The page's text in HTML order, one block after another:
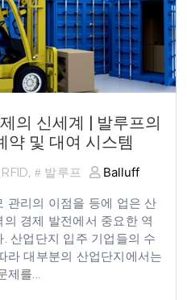
의 신세계 | 발루프의
약 및 대여 시스템
, 발루프 Balluff
관리의 이점을 등에 업은 산
경제 발전에서 중요한 역
. 산업단지 입주 기업들의 수
라 대부분의 산업단지에서는
제를...